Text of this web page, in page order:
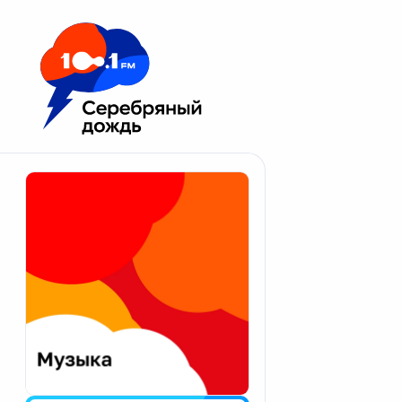
Москва 100.1 FM
Апатиты
Екатеринбург
Калининград
Калуга